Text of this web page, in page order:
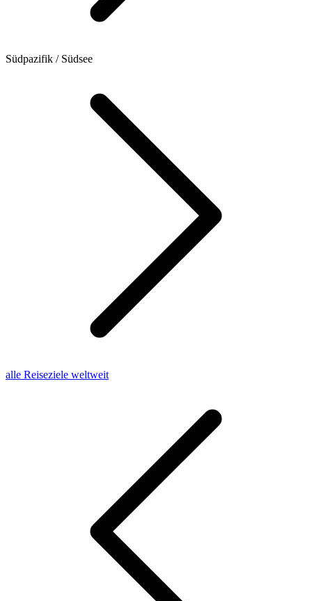
Südpazifik / Südsee
alle Reiseziele weltweit